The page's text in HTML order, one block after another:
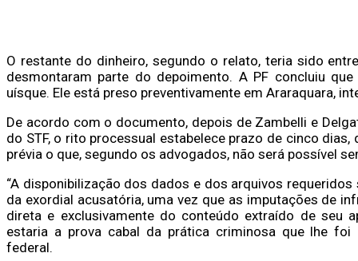
O restante do dinheiro, segundo o relato, teria sido
desmontaram parte do depoimento. A PF concluiu
uísque. Ele está preso preventivamente em Araraquara,
De acordo com o documento, depois de Zambelli e
do STF, o rito processual estabelece prazo de cinco
prévia o que, segundo os advogados, não será possível
“A disponibilização dos dados e dos arquivos
da exordial acusatória, uma vez que as imputações de
direta e exclusivamente do conteúdo extraído de seu
estaria a prova cabal da prática criminosa que lhe foi
federal.